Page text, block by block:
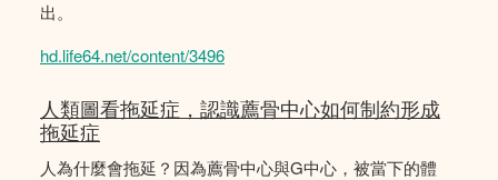
出。
hd.life64.net/content/3496
人類圖看拖延症，認識薦骨中心如何制約形成
拖延症
人為什麼會拖延？因為薦骨中心與G中心，被當下的體